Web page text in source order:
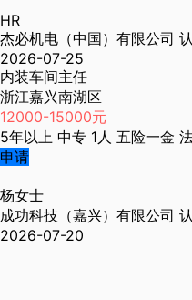
HR
杰必机电（中国）有限公司
2026-07-25
内装车间主任
浙江嘉兴南湖区
12000-15000元
5年以上 中专 1人 五险一金
申请
杨女士
成功科技（嘉兴）有限公司
2026-07-20